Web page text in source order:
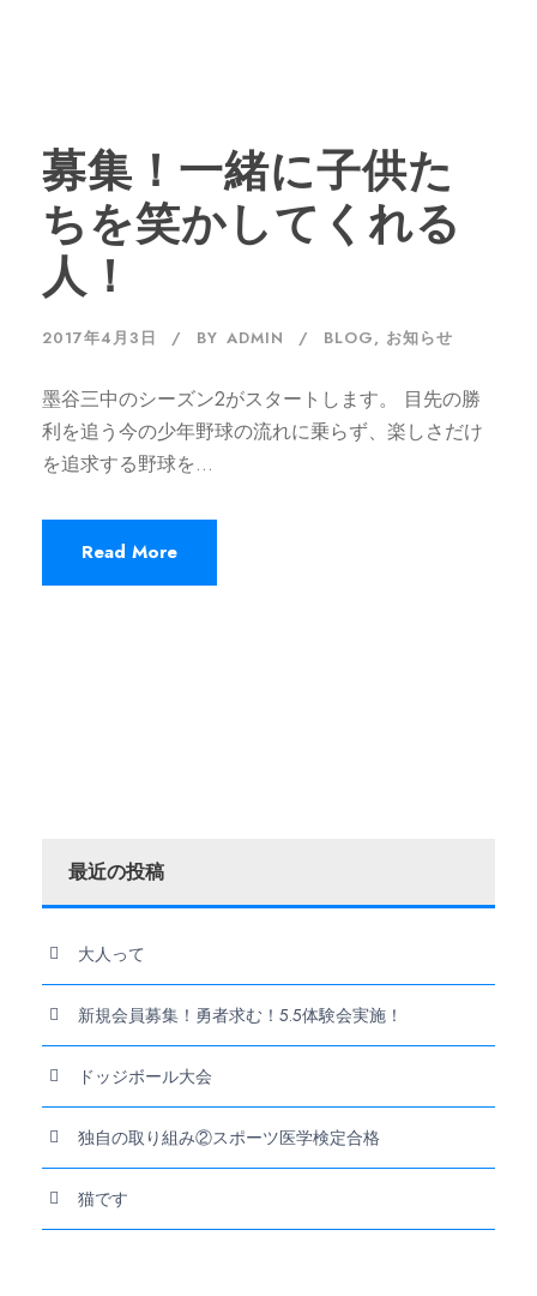
募集！一緒に子供た
ちを笑かしてくれる
人！
2017年4月3日 BY ADMIN BLOG, お知らせ
墨谷三中のシーズン2がスタートします。 目先の勝
利を追う今の少年野球の流れに乗らず、楽しさだけ
を追求する野球を...
Read More
最近の投稿
大人って
新規会員募集！勇者求む！5.5体験会実施！
ドッジボール大会
独自の取り組み②スポーツ医学検定合格
猫です